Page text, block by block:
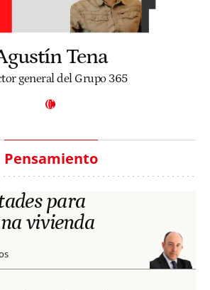
Tena
general del Grupo 365
Pensamiento
para
vivienda